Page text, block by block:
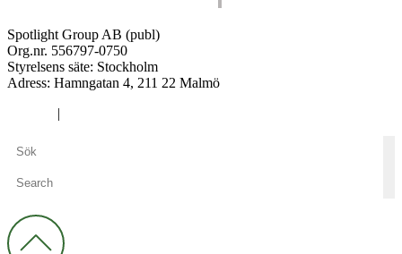
Spotlight Group AB (publ)
Org.nr. 556797-0750
Styrelsens säte: Stockholm
Adress: Hamngatan 4, 211 22 Malmö
|